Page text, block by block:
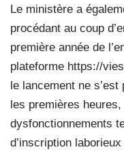
Le ministère a
procédant au coup
première année de
plateforme https://
le lancement ne
les premières
dysfonctionnements
d’inscription